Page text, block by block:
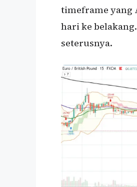
timeframe yang
hari ke
seterusnya.